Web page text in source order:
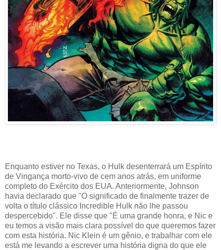
Enquanto estiver no Texas, o Hulk desenterrará um Espírito
de Vingança morto-vivo de cem anos atrás, em uniforme
completo do Exército dos EUA. Anteriormente, Johnson
havia declarado que "O significado de finalmente trazer de
volta o título clássico Incredible Hulk não lhe passou
despercebido". Ele disse que "É uma grande honra, e Nic e
eu temos a visão mais clara possível do que queremos fazer
com esta história. Nic Klein é um gênio, e trabalhar com ele
está me levando a escrever uma história digna do que ele